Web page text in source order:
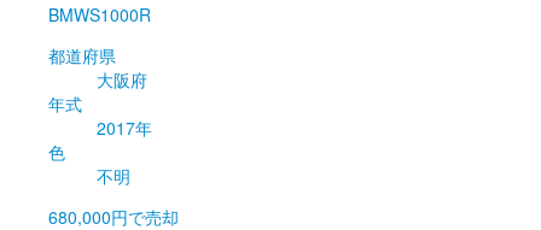
BMWS1000R
都道府県
大阪府
年式
2017年
色
不明
680,000円で売却